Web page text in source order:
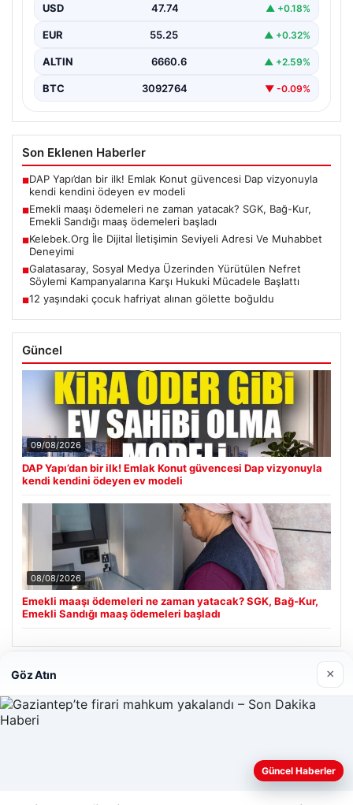
USD 47.74 ▲ +0.18%
EUR 55.25 ▲ +0.32%
ALTIN 6660.6 ▲ +2.59%
BTC 3092764 ▼ -0.09%
Son Eklenen Haberler
■DAP Yapı’dan bir ilk! Emlak Konut güvencesi Dap vizyonuyla
kendi kendini ödeyen ev modeli
■Emekli maaşı ödemeleri ne zaman yatacak? SGK, Bağ-Kur,
Emekli Sandığı maaş ödemeleri başladı
■Kelebek.Org İle Dijital İletişimin Seviyeli Adresi Ve Muhabbet
Deneyimi
■Galatasaray, Sosyal Medya Üzerinden Yürütülen Nefret
Söylemi Kampanyalarına Karşı Hukuki Mücadele Başlattı
■12 yaşındaki çocuk hafriyat alınan gölette boğuldu
Güncel
09/08/2026
DAP Yapı’dan bir ilk! Emlak Konut güvencesi Dap vizyonuyla
kendi kendini ödeyen ev modeli
08/08/2026
Emekli maaşı ödemeleri ne zaman yatacak? SGK, Bağ-Kur,
Emekli Sandığı maaş ödemeleri başladı
Son Eklenen Firmalar
Web sitemizi nasıl kullandığınızı daha iyi anlayabilmek,
Göz Atın ×
Güncel Haberler